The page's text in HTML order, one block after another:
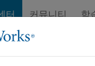
터 커뮤니티 학